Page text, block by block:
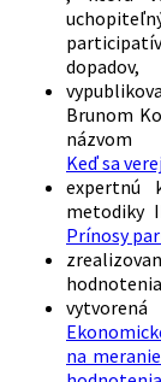
dopadov,
Brunom
názvom
Keď sa
expertnú
metodiky
Prínosy
na